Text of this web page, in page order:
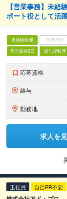
【営業事務】未経
ポート役として活
未経験歓迎 学歴不問
完全週休2日 賞与複数月
応募資格
給与
勤務地
求人を
正社員 自己PR不要